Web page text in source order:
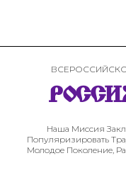
Наша Миссия
Популяризировать
Молодое Поколение,